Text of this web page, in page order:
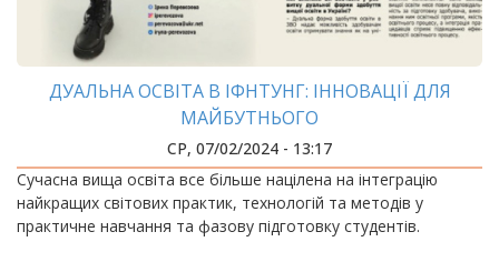
ДУАЛЬНА ОСВІТА В ІФНТУНГ: ІННОВАЦІЇ ДЛЯ
МАЙБУТНЬОГО
СР, 07/02/2024 - 13:17
Сучасна вища освіта все більше націлена на інтеграцію
найкращих світових практик, технологій та методів у
практичне навчання та фазову підготовку студентів.